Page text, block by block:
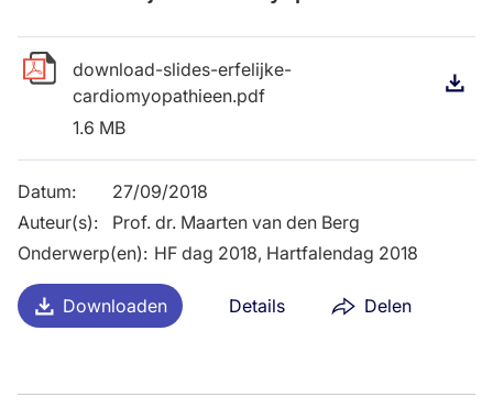
Downloaden Details Delen
download-slides-erfelijke-
cardiomyopathieen.pdf
1.6 MB
Datum:
27/09/2018
Auteur(s):
Prof. dr. Maarten van den Berg
Onderwerp(en): HF dag 2018, Hartfalendag 2018